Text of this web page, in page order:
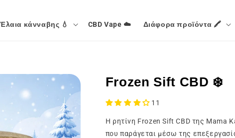
Έλαια κάνναβης 💧 CBD Vape ☁️ Διάφορα προϊόντα 🖍️
Frozen Sift CBD ❄️
11
Η ρητίνη Frozen Sift CBD της Mama
που παράγεται μέσω της